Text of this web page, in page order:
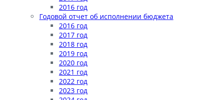
2016 год
Годовой отчет об исполнении бюджета
2016 год
2017 год
2018 год
2019 год
2020 год
2021 год
2022 год
2023 год